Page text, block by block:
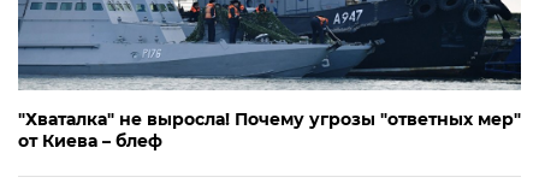
"Хваталка" не выросла! Почему угрозы "ответных мер"
от Киева – блеф